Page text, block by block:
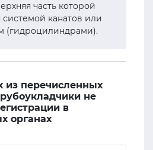
часть которой
канатов или
(гидроцилиндрами).
из перечисленных
не
в
органах